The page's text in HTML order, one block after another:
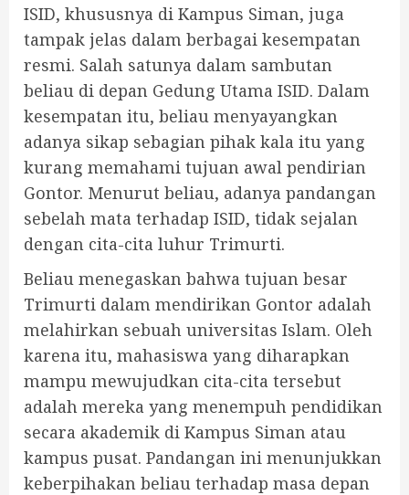
ISID, khususnya di Kampus Siman, juga
tampak jelas dalam berbagai kesempatan
resmi. Salah satunya dalam sambutan
beliau di depan Gedung Utama ISID. Dalam
kesempatan itu, beliau menyayangkan
adanya sikap sebagian pihak kala itu yang
kurang memahami tujuan awal pendirian
Gontor. Menurut beliau, adanya pandangan
sebelah mata terhadap ISID, tidak sejalan
dengan cita-cita luhur Trimurti.
Beliau menegaskan bahwa tujuan besar
Trimurti dalam mendirikan Gontor adalah
melahirkan sebuah universitas Islam. Oleh
karena itu, mahasiswa yang diharapkan
mampu mewujudkan cita-cita tersebut
adalah mereka yang menempuh pendidikan
secara akademik di Kampus Siman atau
kampus pusat. Pandangan ini menunjukkan
keberpihakan beliau terhadap masa depan